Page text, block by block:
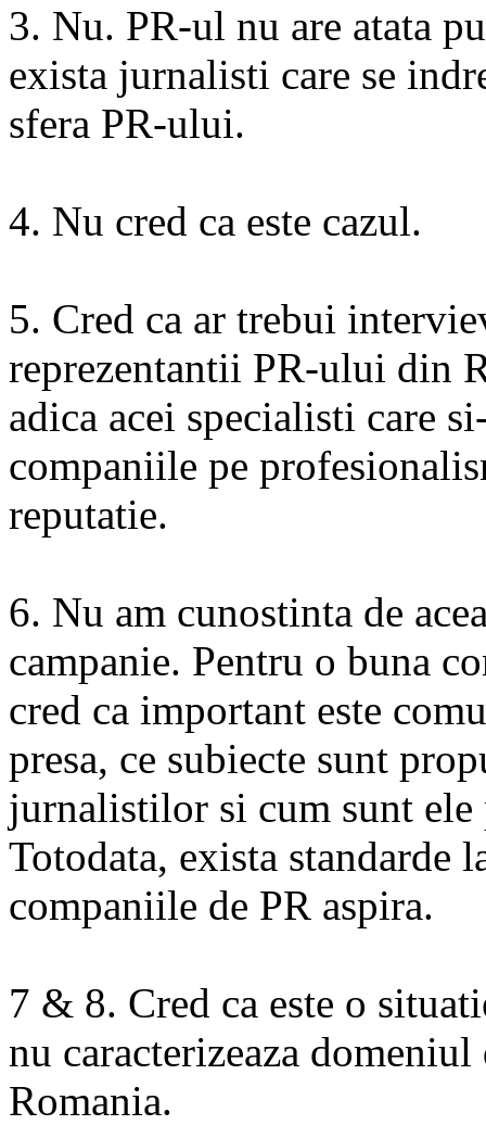
3. Nu. PR-ul nu are atata
exista jurnalisti care se
sfera PR-ului.
4. Nu cred ca este cazul.
5. Cred ca ar trebui
reprezentantii PR-ului din
adica acei specialisti care
companiile pe
reputatie.
6. Nu am cunostinta de
campanie. Pentru o buna
cred ca important este
presa, ce subiecte sunt
jurnalistilor si cum sunt ele
Totodata, exista standarde
companiile de PR aspira.
7 & 8. Cred ca este o
nu caracterizeaza
Romania.